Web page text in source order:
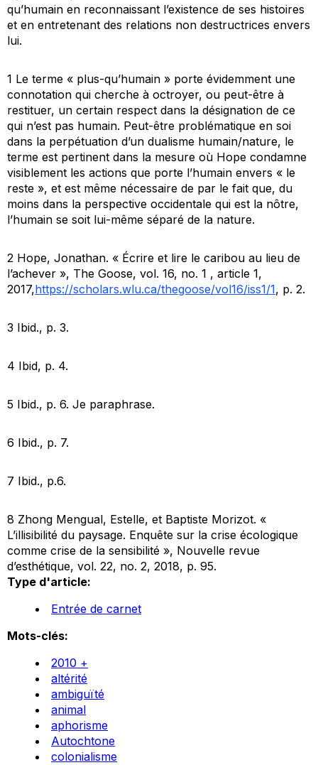
qu’humain en reconnaissant l’existence de ses histoires
et en entretenant des relations non destructrices envers
lui.
1 Le terme « plus-qu’humain » porte évidemment une
connotation qui cherche à octroyer, ou peut-être à
restituer, un certain respect dans la désignation de ce
qui n’est pas humain. Peut-être problématique en soi
dans la perpétuation d’un dualisme humain/nature, le
terme est pertinent dans la mesure où Hope condamne
visiblement les actions que porte l’humain envers « le
reste », et est même nécessaire de par le fait que, du
moins dans la perspective occidentale qui est la nôtre,
l’humain se soit lui-même séparé de la nature.
2 Hope, Jonathan. « Écrire et lire le caribou au lieu de
l’achever », The Goose, vol. 16, no. 1 , article 1,
2017,https://scholars.wlu.ca/thegoose/vol16/iss1/1, p. 2.
3 Ibid., p. 3.
4 Ibid, p. 4.
5 Ibid., p. 6. Je paraphrase.
6 Ibid., p. 7.
7 Ibid., p.6.
8 Zhong Mengual, Estelle, et Baptiste Morizot. «
L’illisibilité du paysage. Enquête sur la crise écologique
comme crise de la sensibilité », Nouvelle revue
d’esthétique, vol. 22, no. 2, 2018, p. 95.
Type d'article:
Entrée de carnet
Mots-clés:
2010 +
altérité
ambiguïté
animal
aphorisme
Autochtone
colonialisme